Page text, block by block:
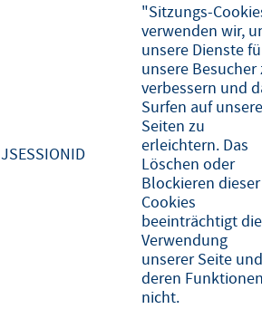
JSESSIONID
"Sitzungs-
verwenden wir,
unsere Dienste
unsere Besucher
verbessern und
Surfen auf
Seiten zu
erleichtern. Das
Löschen oder
Blockieren dieser
Cookies
beeinträchtigt die
Verwendung
unserer Seite und
deren
nicht.